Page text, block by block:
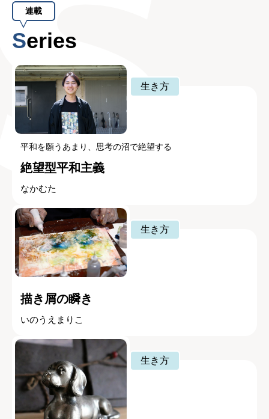
連載
Series
生き方
平和を願うあまり、思考の沼で絶望する
絶望型平和主義
なかむた
生き方
描き屑の瞬き
いのうえまりこ
生き方